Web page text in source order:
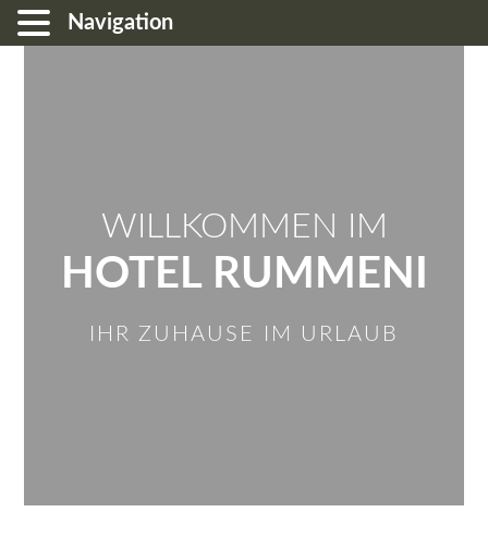
WILLKOMMEN IM
HOTEL RUMMENI
IHR ZUHAUSE IM URLAUB
Navigation